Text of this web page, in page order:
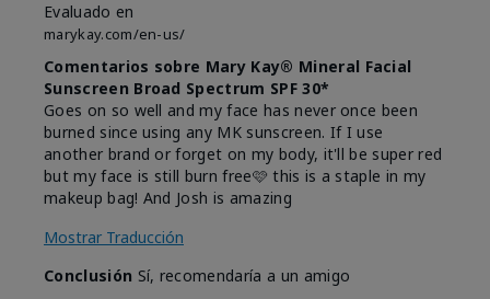
Evaluado en
marykay.com/en-us/
Comentarios sobre Mary Kay® Mineral Facial
Sunscreen Broad Spectrum SPF 30*
Goes on so well and my face has never once been
burned since using any MK sunscreen. If I use
another brand or forget on my body, it'll be super red
but my face is still burn free🩷 this is a staple in my
makeup bag! And Josh is amazing
Mostrar Traducción
Conclusión Sí, recomendaría a un amigo